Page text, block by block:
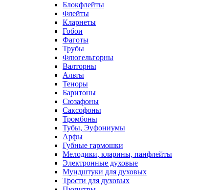
Блокфлейты
Флейты
Кларнеты
Гобои
Фаготы
Трубы
Флюгельгорны
Валторны
Альты
Теноры
Баритоны
Сюзафоны
Саксофоны
Тромбоны
Тубы, Эуфониумы
Арфы
Губные гармошки
Мелодики, кларины, панфлейты
Электронные духовые
Мундштуки для духовых
Трости для духовых